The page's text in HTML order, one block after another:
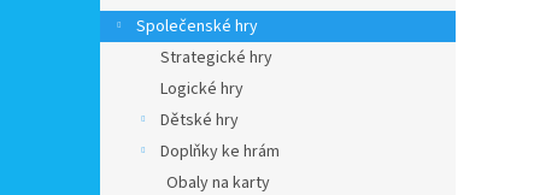
r
a
Společenské hry
Strategické hry
Logické hry
Dětské hry
Doplňky ke hrám
Obaly na karty